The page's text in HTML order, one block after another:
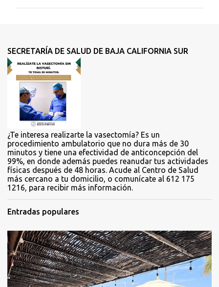
t
a
r
o
SECRETARÍA DE SALUD DE BAJA CALIFORNIA SUR
¿Te interesa realizarte la vasectomía? Es un
procedimiento ambulatorio que no dura más de 30
minutos y tiene una efectividad de anticoncepción del
99%, en donde además puedes reanudar tus actividades
físicas después de 48 horas. Acude al Centro de Salud
más cercano a tu domicilio, o comunícate al 612 175
1216, para recibir más información.
Entradas populares